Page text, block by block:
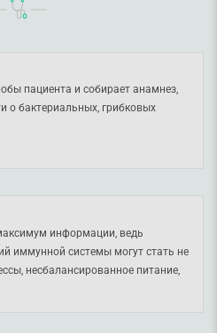
пациента и собирает анамнез,
о бактериальных, грибковых
информации, ведь
иммунной системы могут стать не
несбалансированное питание,